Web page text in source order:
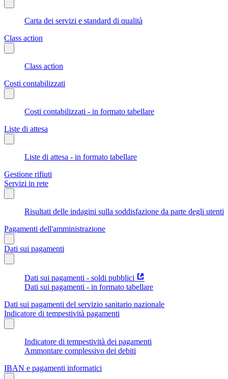
Carta dei servizi e standard di qualità
Class action
Class action
Costi contabilizzati
Costi contabilizzati - in formato tabellare
Liste di attesa
Liste di attesa - in formato tabellare
Gestione rifiuti
Servizi in rete
Risultati delle indagini sulla soddisfazione da parte degli utenti
Pagamenti dell'amministrazione
Dati sui pagamenti
Dati sui pagamenti - soldi pubblici
Dati sui pagamenti - in formato tabellare
Dati sui pagamenti del servizio sanitario nazionale
Indicatore di tempestività pagamenti
Indicatore di tempestività dei pagamenti
Ammontare complessivo dei debiti
IBAN e pagamenti informatici